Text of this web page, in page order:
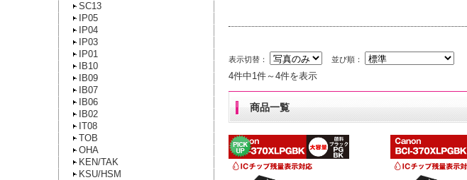
表示切替： 並び順：
4件中1件～4件を表示
商品一覧
SC13
IP05
IP04
IP03
IP01
IB10
IB09
IB07
IB06
IB02
IT08
TOB
OHA
KEN/TAK
KSU/HSM